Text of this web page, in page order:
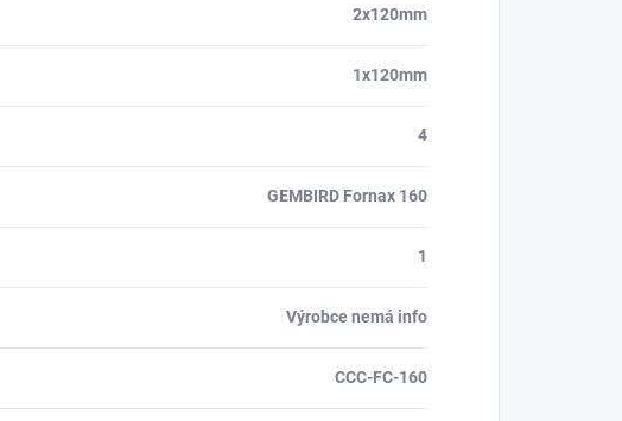
2x120mm
1x120mm
4
GEMBIRD Fornax 160
1
Výrobce nemá info
CCC-FC-160